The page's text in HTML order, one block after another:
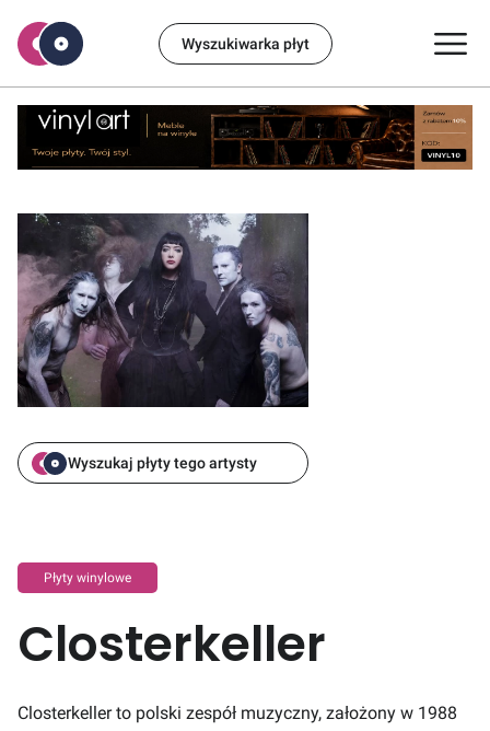
Wyszukiwarka płyt
Wyszukaj płyty tego artysty
Płyty winylowe
Closterkeller
Closterkeller to polski zespół muzyczny, założony w 1988